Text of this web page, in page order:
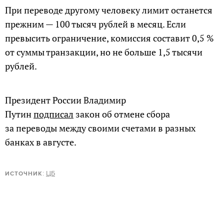
При переводе другому человеку лимит останется
прежним — 100 тысяч рублей в месяц. Если
превысить ограничение, комиссия составит 0,5 %
от суммы транзакции, но не больше 1,5 тысячи
рублей.
Президент России Владимир
Путинподписал закон об отмене сбора
за переводы между своими счетами в разных
банках в августе.
ИСТОЧНИК: ЦБ